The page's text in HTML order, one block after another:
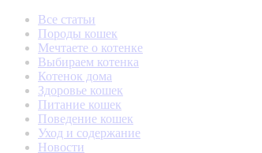
Все статьи
Породы кошек
Мечтаете о котенке
Выбираем котенка
Котенок дома
Здоровье кошек
Питание кошек
Поведение кошек
Уход и содержание
Новости